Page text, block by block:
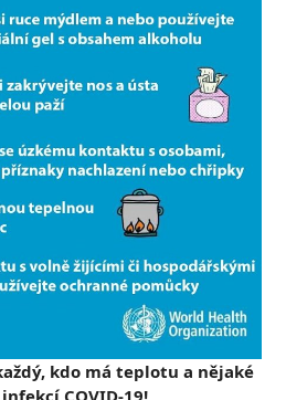
kdo má teplotu a nějaké